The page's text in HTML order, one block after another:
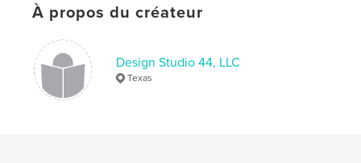
À propos du créateur
Design Studio 44, LLC
Texas